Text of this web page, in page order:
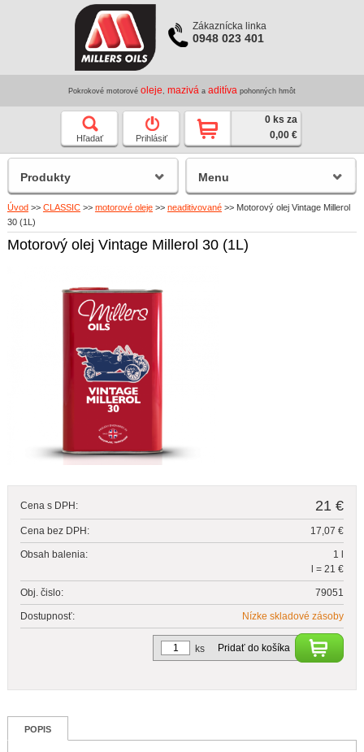
Zákaznícka linka
0948 023 401
Pokrokové motorové oleje mazivá a aditíva pohonných hmôt
Hľadať Prihlásiť
0 ks za
0,00 €
Úvod >> CLASSIC >> motorové oleje >> neaditivované >> Motorový olej Vintage Millerol
30 (1L)
Motorový olej Vintage Millerol 30 (1L)
Cena s DPH: 21 €
Cena bez DPH: 17,07 €
Obsah balenia:
1 l
l = 21 €
Obj. čislo: 79051
Dostupnosť: Nízke skladové zásoby
Pridať do košíka
ks
POPIS
Produkty Menu